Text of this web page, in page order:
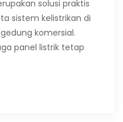
solusi praktis
sistem kelistrikan di
komersial.
panel listrik tetap